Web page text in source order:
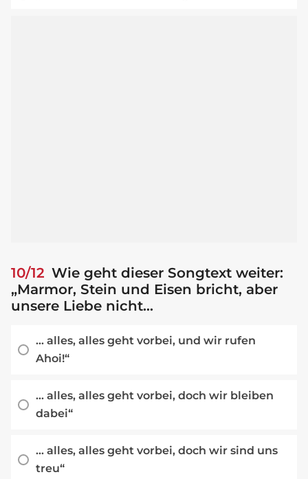
10/12 Wie geht dieser Songtext weiter:
„Marmor, Stein und Eisen bricht, aber
unsere Liebe nicht...
... alles, alles geht vorbei, und wir rufen
Ahoi!“
... alles, alles geht vorbei, doch wir bleiben
dabei“
... alles, alles geht vorbei, doch wir sind uns
treu“